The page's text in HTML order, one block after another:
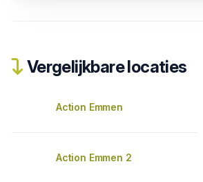
Vergelijkbare locaties
Action Emmen
Action Emmen 2